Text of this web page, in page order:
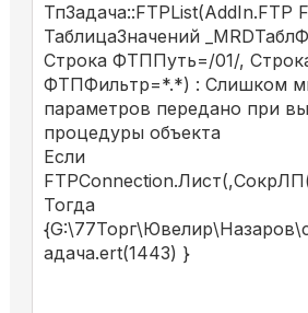
ТпЗадача::FTPList(AddIn.FTP
ТаблицаЗначений
Строка ФТППуть=/01/,
ФТПФильтр=*.*) : Слишком
параметров передано при
процедуры объекта
Если
Тогда
адача.ert(1443) }